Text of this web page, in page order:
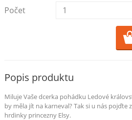
Počet
Popis produktu
Miluje Vaše dcerka pohádku Ledové
by měla jít na karneval? Tak si u nás
hrdinky princezny Elsy.